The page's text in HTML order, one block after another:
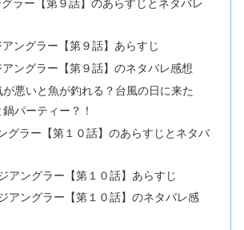
ラー【第９話】のあらすじとネタバレ
ングラー【第９話】あらすじ
アングラー【第９話】のネタバレ感想
が悪いと魚が釣れる？台風の日に来た
パーティー？！
グラー【第１０話】のあらすじとネタバ
アングラー【第１０話】あらすじ
アングラー【第１０話】のネタバレ感